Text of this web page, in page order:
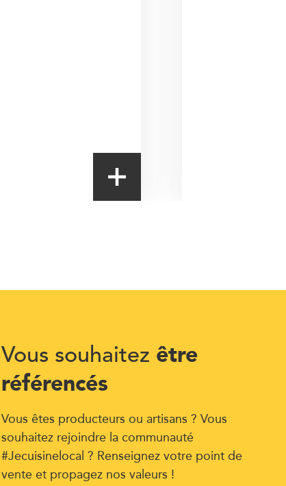
Vous souhaitez être
référencés
Vous êtes producteurs ou artisans ? Vous
souhaitez rejoindre la communauté
#Jecuisinelocal ? Renseignez votre point de
vente et propagez nos valeurs !